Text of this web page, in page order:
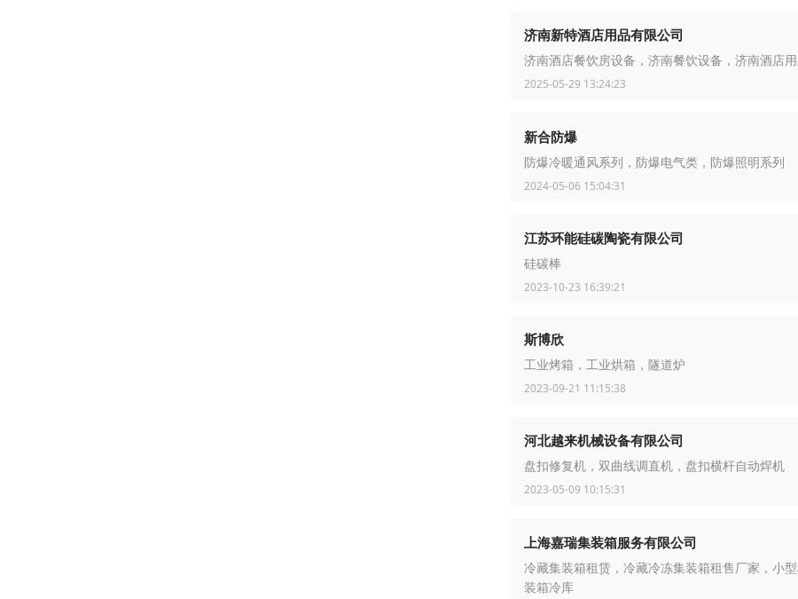
济南新特酒店用品有限公司
济南酒店餐饮房设备，济南餐饮设备，济南酒店
2025-05-29 13:24:23
新合防爆
防爆冷暖通风系列，防爆电气类，防爆照明系列
2024-05-06 15:04:31
江苏环能硅碳陶瓷有限公司
硅碳棒
2023-10-23 16:39:21
斯博欣
工业烤箱，工业烘箱，隧道炉
2023-09-21 11:15:38
河北越来机械设备有限公司
盘扣修复机，双曲线调直机，盘扣横杆自动焊机
2023-05-09 10:15:31
上海嘉瑞集装箱服务有限公司
冷藏集装箱租赁，冷藏冷冻集装箱租售厂家，小
装箱冷库